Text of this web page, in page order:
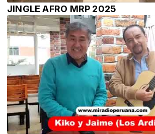
JINGLE AFRO MRP 2025